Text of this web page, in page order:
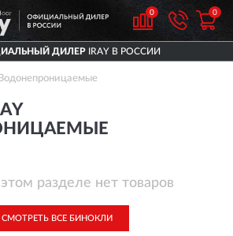
0 0
ДИЛЕРIRAY В РОССИИ
Водонепроницаемые
разделе нет товаров
СМОТРЕТЬ ВСЕ БИНОКЛИ